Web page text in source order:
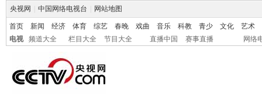
央视网 中国网络电视台 网站地图
首页 新闻 经济 体育 综艺 春晚 戏曲 音乐 科教 青少 文化
艺术
电视
频道大全 栏目大全 节目大全 直播中国 赛事直播 网络